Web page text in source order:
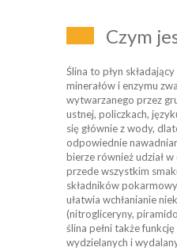
Czym
Ślina to płyn
minerałów i enzymu
wytwarzanego przez
ustnej, policzkach,
się głównie z wody,
odpowiednie
bierze również udział
przede wszystkim
składników
ułatwia wchłanianie
(nitrogliceryny,
ślina pełni także
wydzielanych i